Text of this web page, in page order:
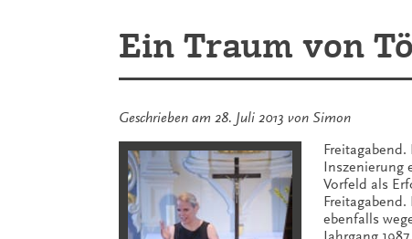
2014
Ein Traum von
Geschrieben am 28. Juli 2013 von Simon
Inszenierung
Vorfeld als
Freitagabend.
ebenfalls